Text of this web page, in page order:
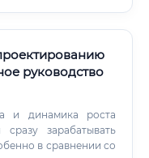
парки, дороги и
руководство
и динамика роста
зарабатывать
в сравнении со